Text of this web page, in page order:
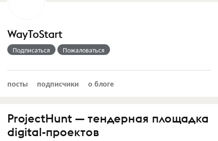
WayToStart
Подписаться Пожаловаться
посты подписчики о блоге
ProjectHunt — тендерная площадка
digital-проектов